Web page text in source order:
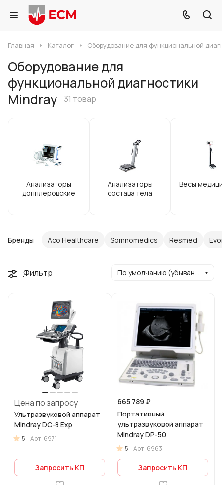
Главная Каталог Оборудование для функциональной
Оборудование для
функциональной диагностики
Mindray
31 товар
Анализаторы
допплеровские
Анализаторы
состава тела
Весы
Бренды Aco Healthcare Somnomedics Resmed
Фильтр По умолчанию (убывание)
Цена по запросу
Ультразвуковой аппарат
Mindray DC-8 Exp
5 Арт. 6971
Запросить КП
665 789 ₽
Портативный
ультразвуковой аппарат
Mindray DP-50
5 Арт. 6963
Запросить КП